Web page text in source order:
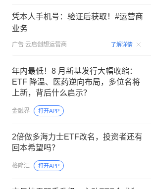
凭本人手机号：验证后获取！#运营商
业务
广告 云启创想运营商 了解详情
年内最低！8 月新基发行大幅收缩：
ETF 降温、医药逆向布局，多位名将
上新，背后什么启示？
金融界 打开APP
2倍做多海力士ETF改名，投资者还有
回本希望吗？
格隆汇 打开APP